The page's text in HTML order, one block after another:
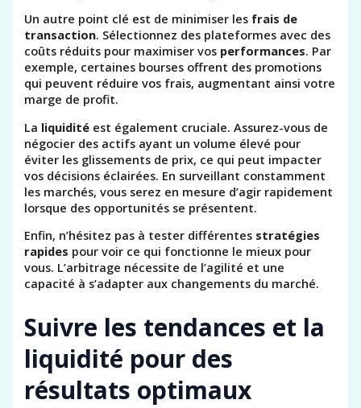
Un autre point clé est de minimiser les frais de
transaction. Sélectionnez des plateformes avec des
coûts réduits pour maximiser vos performances. Par
exemple, certaines bourses offrent des promotions
qui peuvent réduire vos frais, augmentant ainsi votre
marge de profit.
La liquidité est également cruciale. Assurez-vous de
négocier des actifs ayant un volume élevé pour
éviter les glissements de prix, ce qui peut impacter
vos décisions éclairées. En surveillant constamment
les marchés, vous serez en mesure d’agir rapidement
lorsque des opportunités se présentent.
Enfin, n’hésitez pas à tester différentes stratégies
rapides pour voir ce qui fonctionne le mieux pour
vous. L’arbitrage nécessite de l’agilité et une
capacité à s’adapter aux changements du marché.
Suivre les tendances et la
liquidité pour des
résultats optimaux